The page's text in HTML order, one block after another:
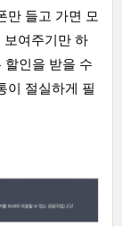
만 들고 가면 모
보여주기만 하
할인을 받을 수
이 절실하게 필